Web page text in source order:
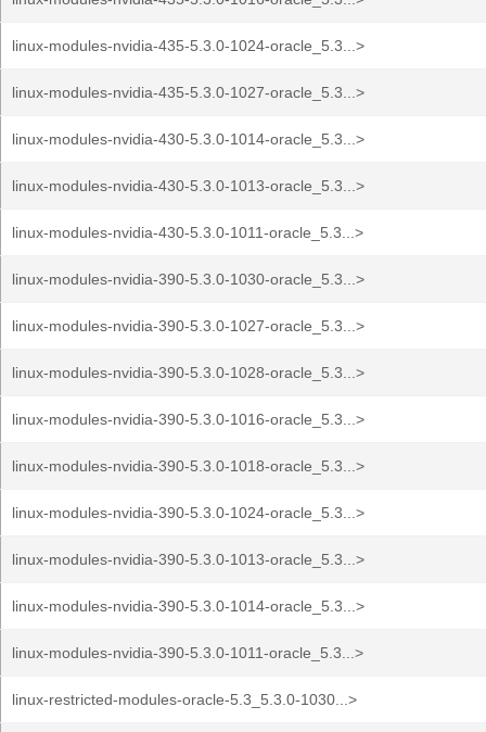
linux-modules-nvidia-435-5.3.0-1024-oracle_5.3...>
linux-modules-nvidia-435-5.3.0-1027-oracle_5.3...>
linux-modules-nvidia-430-5.3.0-1014-oracle_5.3...>
linux-modules-nvidia-430-5.3.0-1013-oracle_5.3...>
linux-modules-nvidia-430-5.3.0-1011-oracle_5.3...>
linux-modules-nvidia-390-5.3.0-1030-oracle_5.3...>
linux-modules-nvidia-390-5.3.0-1027-oracle_5.3...>
linux-modules-nvidia-390-5.3.0-1028-oracle_5.3...>
linux-modules-nvidia-390-5.3.0-1016-oracle_5.3...>
linux-modules-nvidia-390-5.3.0-1018-oracle_5.3...>
linux-modules-nvidia-390-5.3.0-1024-oracle_5.3...>
linux-modules-nvidia-390-5.3.0-1013-oracle_5.3...>
linux-modules-nvidia-390-5.3.0-1014-oracle_5.3...>
linux-modules-nvidia-390-5.3.0-1011-oracle_5.3...>
linux-restricted-modules-oracle-5.3_5.3.0-1030...>